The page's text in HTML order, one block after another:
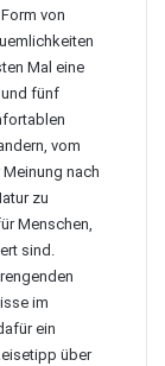
von
Mal eine
und fünf
vom
nach
zu
Menschen,
sind.
im
ein
über